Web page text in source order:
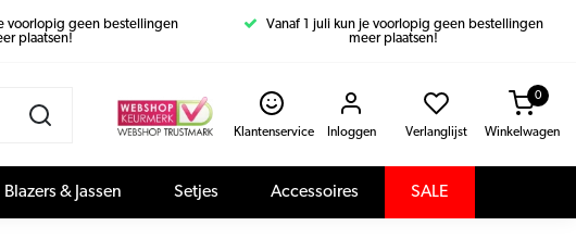
voorlopig geen bestellingen
plaatsen!
Vanaf 1 juli kun je voorlopig geen bestellingen
meer plaatsen!
Klantenservice Inloggen Verlanglijst Winkelwagen
0
Blazers & Jassen Setjes Accessoires SALE